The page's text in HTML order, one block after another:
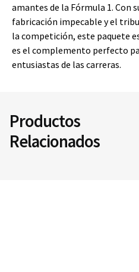
amantes de la Fórmula 1. Con
fabricación impecable y el
la competición, este paquete
es el complemento perfecto
entusiastas de las carreras.
Productos
Relacionados